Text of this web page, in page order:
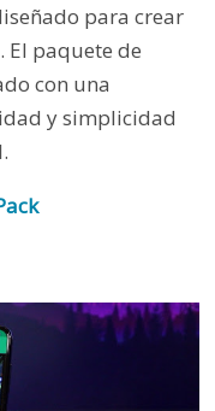
para crear
paquete de
con una
y simplicidad